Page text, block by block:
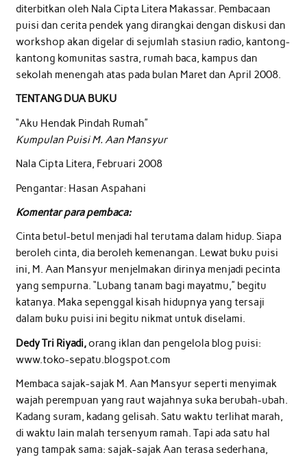
diterbitkan oleh Nala Cipta Litera Makassar. Pembacaan
puisi dan cerita pendek yang dirangkai dengan diskusi dan
workshop akan digelar di sejumlah stasiun radio, kantong-
kantong komunitas sastra, rumah baca, kampus dan
sekolah menengah atas pada bulan Maret dan April 2008.
TENTANG DUA BUKU
“Aku Hendak Pindah Rumah”
Kumpulan Puisi M. Aan Mansyur
Nala Cipta Litera, Februari 2008
Pengantar: Hasan Aspahani
Komentar para pembaca:
Cinta betul-betul menjadi hal terutama dalam hidup. Siapa
beroleh cinta, dia beroleh kemenangan. Lewat buku puisi
ini, M. Aan Mansyur menjelmakan dirinya menjadi pecinta
yang sempurna. “Lubang tanam bagi mayatmu,” begitu
katanya. Maka sepenggal kisah hidupnya yang tersaji
dalam buku puisi ini begitu nikmat untuk diselami.
Dedy Tri Riyadi,orang iklan dan pengelola blog puisi:
www.toko-sepatu.blogspot.com
Membaca sajak-sajak M. Aan Mansyur seperti menyimak
wajah perempuan yang raut wajahnya suka berubah-ubah.
Kadang suram, kadang gelisah. Satu waktu terlihat marah,
di waktu lain malah tersenyum ramah. Tapi ada satu hal
yang tampak sama: sajak-sajak Aan terasa sederhana,